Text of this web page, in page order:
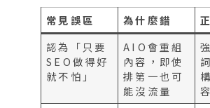
常見誤區 為什麼錯
認為「只要
SEO做得好
就不怕」
AIO會重組
內容，即使
排第一也可
能沒流量
容